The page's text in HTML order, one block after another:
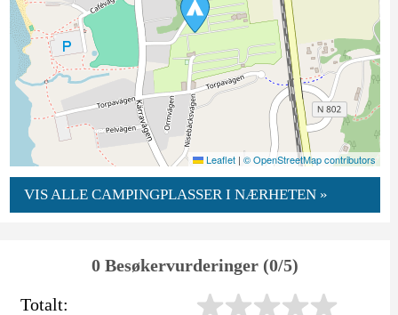
Leaflet | © OpenStreetMap contributors
VIS ALLE CAMPINGPLASSER I NÆRHETEN »
0 Besøkervurderinger (0/5)
Totalt: